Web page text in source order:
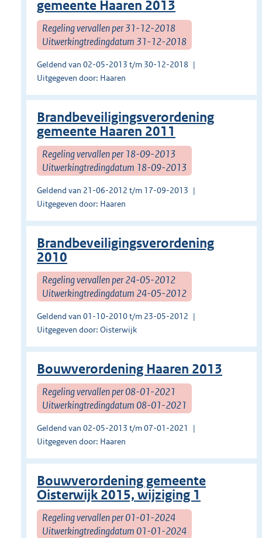
gemeente Haaren 2013
Regeling vervallen per 31-12-2018
Uitwerkingtredingdatum 31-12-2018
Geldend van 02-05-2013 t/m 30-12-2018
Uitgegeven door: Haaren
Brandbeveiligingsverordening
gemeente Haaren 2011
Regeling vervallen per 18-09-2013
Uitwerkingtredingdatum 18-09-2013
Geldend van 21-06-2012 t/m 17-09-2013
Uitgegeven door: Haaren
Brandbeveiligingsverordening
2010
Regeling vervallen per 24-05-2012
Uitwerkingtredingdatum 24-05-2012
Geldend van 01-10-2010 t/m 23-05-2012
Uitgegeven door: Oisterwijk
Bouwverordening Haaren 2013
Regeling vervallen per 08-01-2021
Uitwerkingtredingdatum 08-01-2021
Geldend van 02-05-2013 t/m 07-01-2021
Uitgegeven door: Haaren
Bouwverordening gemeente
Oisterwijk 2015, wijziging 1
Regeling vervallen per 01-01-2024
Uitwerkingtredingdatum 01-01-2024